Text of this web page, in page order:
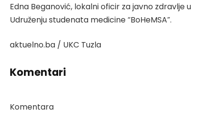
Edna Beganović, lokalni oficir za javno zdravlje u
Udruženju studenata medicine “BoHeMSA”.
aktuelno.ba / UKC Tuzla
Komentari
Komentara